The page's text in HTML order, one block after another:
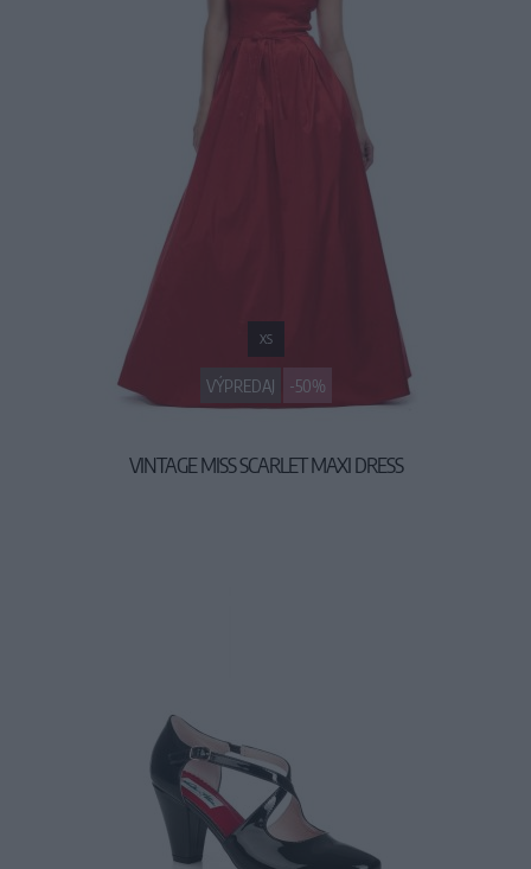
VÝPREDAJ -50%
XS
VINTAGE MISS SCARLET MAXI DRESS